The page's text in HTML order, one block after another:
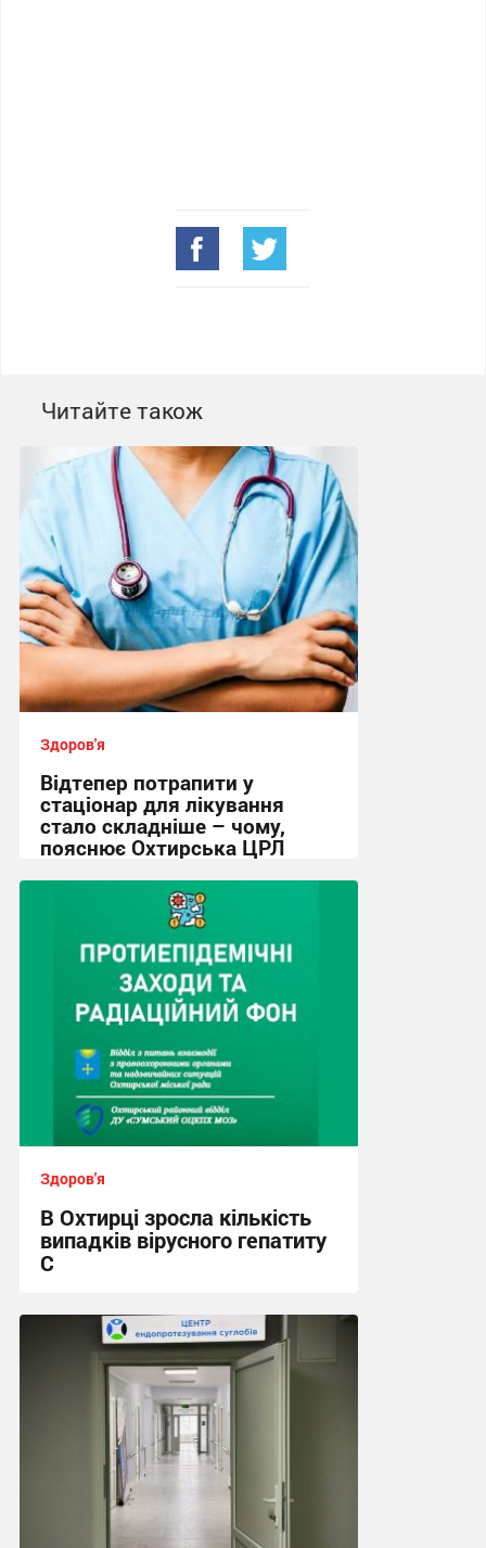
Читайте також
Здоров'я
Відтепер потрапити у
стаціонар для лікування
стало складніше – чому,
пояснює Охтирська ЦРЛ
Здоров'я
В Охтирці зросла кількість
випадків вірусного гепатиту
С
17:49, 29.07.2026